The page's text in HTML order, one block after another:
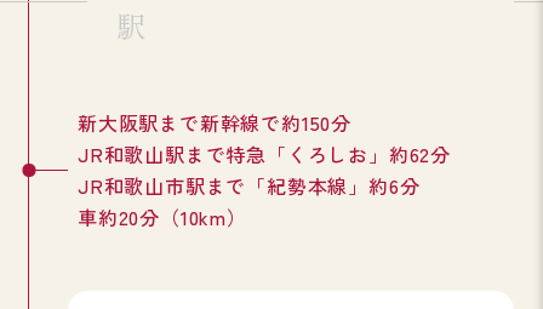
駅
新大阪駅まで新幹線で約150分
JR和歌山駅まで特急「くろしお」約62分
JR和歌山市駅まで「紀勢本線」約6分
車約20分（10km）